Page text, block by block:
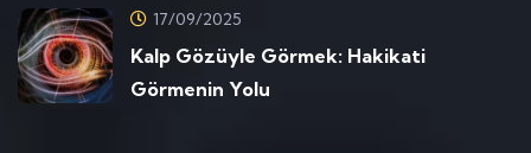
17/09/2025
Kalp Gözüyle Görmek: Hakikati
Görmenin Yolu